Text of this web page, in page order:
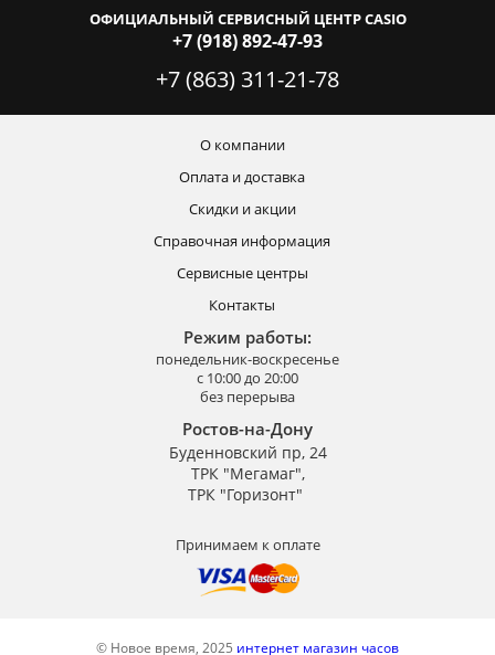
ОФИЦИАЛЬНЫЙ СЕРВИСНЫЙ ЦЕНТР CASIO
+7 (918) 892-47-93
+7 (863) 311-21-78
О компании
Оплата и доставка
Скидки и акции
Справочная информация
Сервисные центры
Контакты
Режим работы:
понедельник-воскресенье
с 10:00 до 20:00
без перерыва
Ростов-на-Дону
Буденновский пр, 24
ТРК "Мегамаг",
ТРК "Горизонт"
Принимаем к оплате
© Новое время, 2025 интернет магазин часов